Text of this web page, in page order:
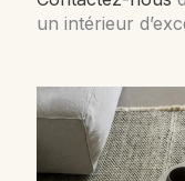
un intérieur